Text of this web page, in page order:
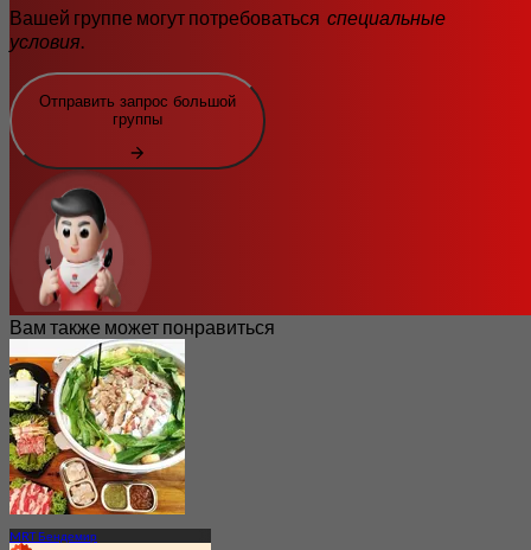
Вашей группе могут потребоваться специальные
условия.
Отправить запрос большой
группы
Вам также может понравиться
MRT Бендемир